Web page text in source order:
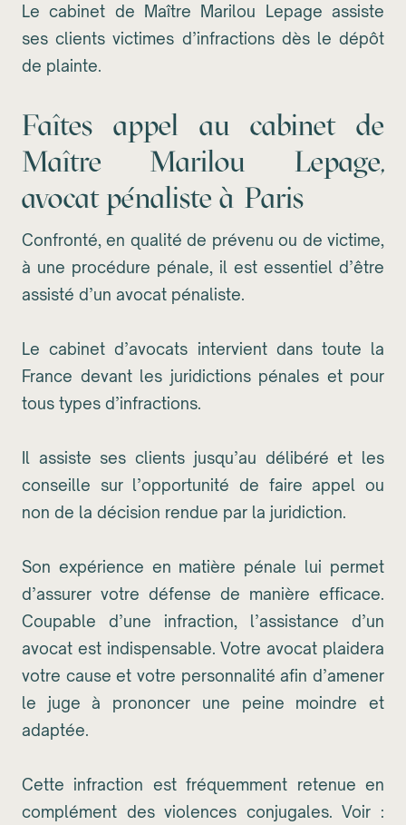
Le cabinet de Maître Marilou Lepage assiste
ses clients victimes d’infractions dès le dépôt
de plainte.
Faîtes appel au cabinet de
Maître Marilou Lepage,
avocat pénaliste à Paris
Confronté, en qualité de prévenu ou de victime,
à une procédure pénale, il est essentiel d’être
assisté d’un avocat pénaliste.
Le cabinet d’avocats intervient dans toute la
France devant les juridictions pénales et pour
tous types d’infractions.
Il assiste ses clients jusqu’au délibéré et les
conseille sur l’opportunité de faire appel ou
non de la décision rendue par la juridiction.
Son expérience en matière pénale lui permet
d’assurer votre défense de manière efficace.
Coupable d’une infraction, l’assistance d’un
avocat est indispensable. Votre avocat plaidera
votre cause et votre personnalité afin d’amener
le juge à prononcer une peine moindre et
adaptée.
Cette infraction est fréquemment retenue en
complément des violences conjugales. Voir :